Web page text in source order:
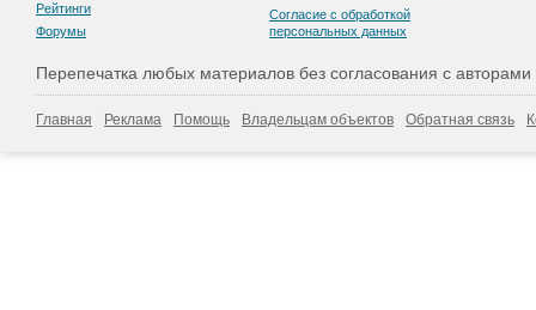
Рейтинги
Форумы
Согласие с обработкой
персональных данных
Перепечатка любых материалов без согласования с
Главная Реклама Помощь Владельцам объектов Обратная связь